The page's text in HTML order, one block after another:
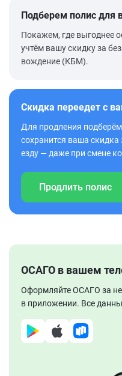
Подберем полис для
Покажем, где выгоднее
учтём вашу скидку за
вождение (КБМ).
Скидка переедет с
Для продления
сохранится ваша
езду — даже при смене
Продлить полис
ОСАГО в вашем
Оформляйте ОСАГО за
в приложении. Все